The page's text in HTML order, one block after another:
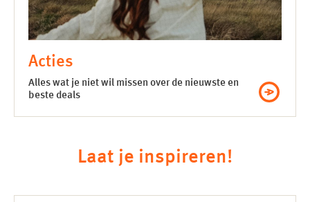
Acties
Alles wat je niet wil missen over de nieuwste en
beste deals
Laat je inspireren!